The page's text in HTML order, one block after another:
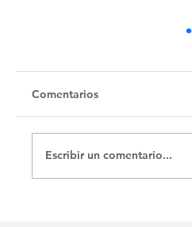
Untitled
Comentarios
Escribir un comentario...